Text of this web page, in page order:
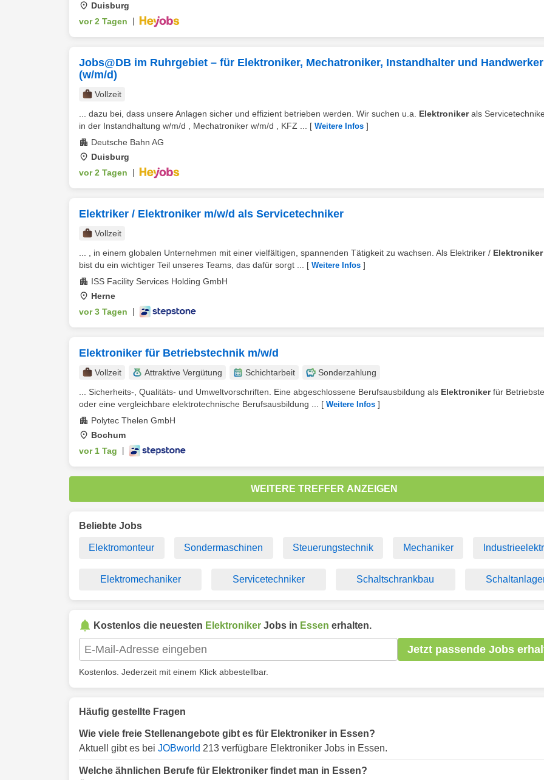
Duisburg
vor 2 Tagen
Jobs@DB im Ruhrgebiet – für Elektroniker, Mechatroniker, Instandhalter und Handwerker
(w/m/d)
Vollzeit
... dazu bei, dass unsere Anlagen sicher und effizient betrieben werden. Wir suchen u.a. Elektronikerals
in der Instandhaltung w/m/d , Mechatroniker w/m/d , KFZ ...
[ Weitere Infos ]
Deutsche Bahn AG
Duisburg
vor 2 Tagen
Elektriker / Elektroniker m/w/d als Servicetechniker
Vollzeit
... , in einem globalen Unternehmen mit einer vielfältigen, spannenden Tätigkeit zu wachsen. Als Elektriker / Elektroniker
bist du ein wichtiger Teil unseres Teams, das dafür sorgt ...
[ Weitere Infos ]
ISS Facility Services Holding GmbH
Herne
vor 3 Tagen
Elektroniker für Betriebstechnik m/w/d
Vollzeit Attraktive Vergütung Schichtarbeit
Sonderzahlung
... Sicherheits-, Qualitäts- und Umweltvorschriften. Eine abgeschlossene Berufsausbildung als Elektronikerfür
oder eine vergleichbare elektrotechnische Berufsausbildung ...
[ Weitere Infos ]
Polytec Thelen GmbH
Bochum
vor 1 Tag
WEITERE TREFFER ANZEIGEN
Beliebte Jobs
Elektromonteur Sondermaschinen Steuerungstechnik Mechaniker
Elektromechaniker Servicetechniker Schaltschrankbau
Kostenlos die neuesten Elektroniker Jobs in Essen erhalten.
Jetzt passende Jobs
Kostenlos. Jederzeit mit einem Klick abbestellbar.
Häufig gestellte Fragen
Wie viele freie Stellenangebote gibt es für Elektroniker in Essen?
Aktuell gibt es bei JOBworld 213 verfügbare Elektroniker Jobs in Essen.
Welche ähnlichen Berufe für Elektroniker findet man in Essen?